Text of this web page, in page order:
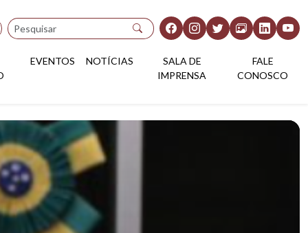
Pesquisar
EVENTOS NOTÍCIAS
SALA DE
IMPRENSA
FALE
CONOSCO